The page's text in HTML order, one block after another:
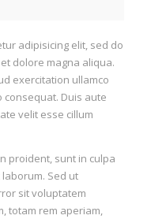
adipisicing elit, sed do
dolore magna aliqua.
exercitation ullamco
consequat. Duis aute
velit esse cillum
proident, sunt in culpa
Sed ut
sit voluptatem
totam rem aperiam,